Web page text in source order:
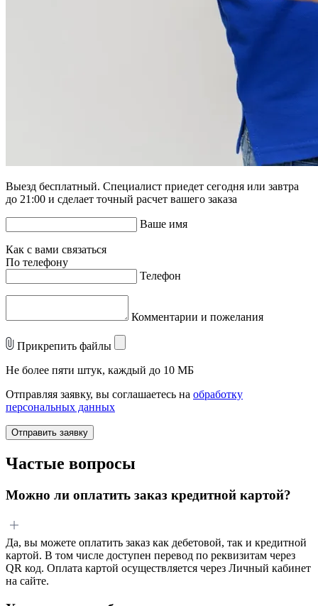
Выезд бесплатный. Специалист приедет сегодня или завтра
до 21:00 и сделает точный расчет вашего заказа
Ваше имя
Как с вами связаться
По телефону
Телефон
Комментарии и пожелания
Прикрепить файлы
Не более пяти штук, каждый до 10 МБ
Отправляя заявку, вы соглашаетесь на обработку
персональных данных
Отправить заявку
Частые вопросы
Можно ли оплатить заказ кредитной картой?
Да, вы можете оплатить заказ как дебетовой, так и кредитной
картой. В том числе доступен перевод по реквизитам через
QR код. Оплата картой осуществляется через Личный кабинет
на сайте.